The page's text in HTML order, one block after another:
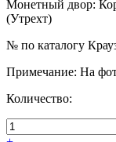
Монетный двор:
(Утрехт)
№ по каталогу
Примечание: На
Количество: